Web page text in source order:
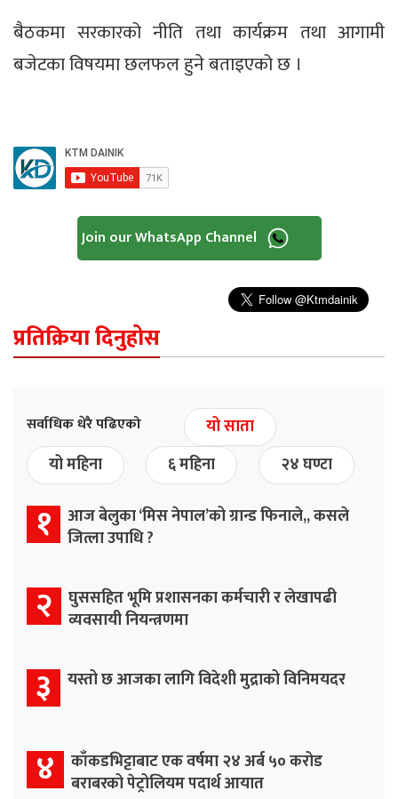
बैठकमा सरकारको नीति तथा कार्यक्रम तथा आगामी
बजेटका विषयमा छलफल हुने बताइएको छ ।
Join our WhatsApp Channel
प्रतिक्रिया दिनुहोस
सर्वाधिक धेरै पढिएको
यो साता
यो महिना
६ महिना २४ घण्टा
१
आज बेलुका ‘मिस नेपाल’को ग्रान्ड फिनाले,, कसले
जित्ला उपाधि ?
२
घुससहित भूमि प्रशासनका कर्मचारी र लेखापढी
व्यवसायी नियन्त्रणमा
३ यस्तो छ आजका लागि विदेशी मुद्राको विनिमयदर
४
काँकडभिट्टाबाट एक वर्षमा २४ अर्ब ५० करोड
बराबरको पेट्रोलियम पदार्थ आयात